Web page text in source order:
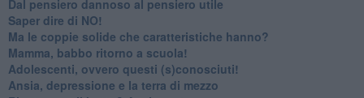
​Dal pensiero dannoso al pensiero utile
​Saper dire di NO!
​Ma le coppie solide che caratteristiche hanno?
​Mamma, babbo ritorno a scuola!
Adolescenti, ovvero questi (s)conosciuti!
Ansia, depressione e la terra di mezzo